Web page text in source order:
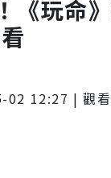
《玩命
02 12:27 | 觀